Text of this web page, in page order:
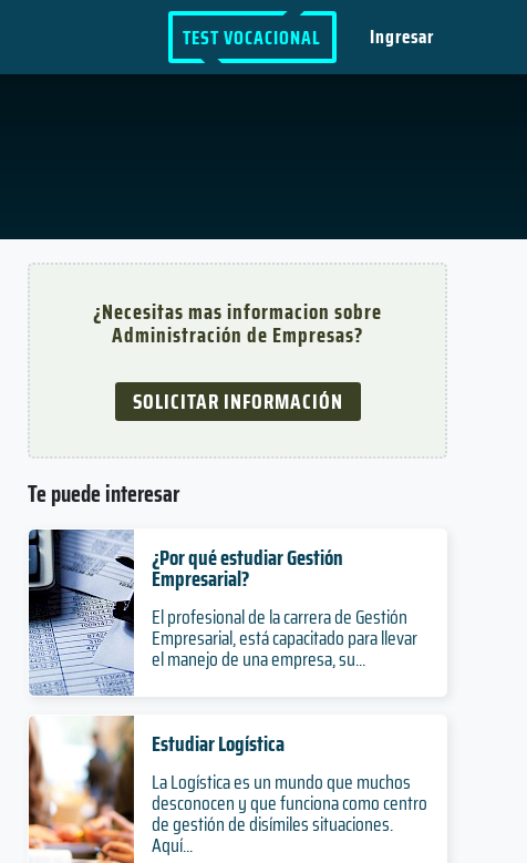
TEST VOCACIONAL Ingresar
¿Necesitas mas informacion sobre
Administración de Empresas?
SOLICITAR INFORMACIÓN
Te puede interesar
¿Por qué estudiar Gestión
Empresarial?
El profesional de la carrera de Gestión
Empresarial, está capacitado para llevar
el manejo de una empresa, su...
Estudiar Logística
La Logística es un mundo que muchos
desconocen y que funciona como centro
de gestión de disímiles situaciones.
Aquí...